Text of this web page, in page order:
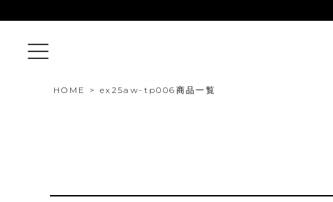
HOME ex25aw-tp006商品一覧
指定なし
M 22.5cm